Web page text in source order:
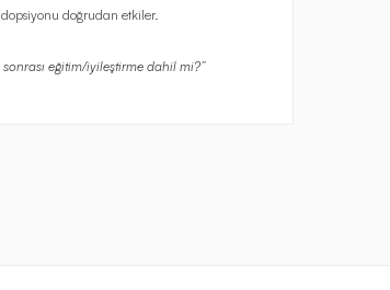
doğrudan etkiler.
sonrası eğitim/iyileştirme dahil mi?”